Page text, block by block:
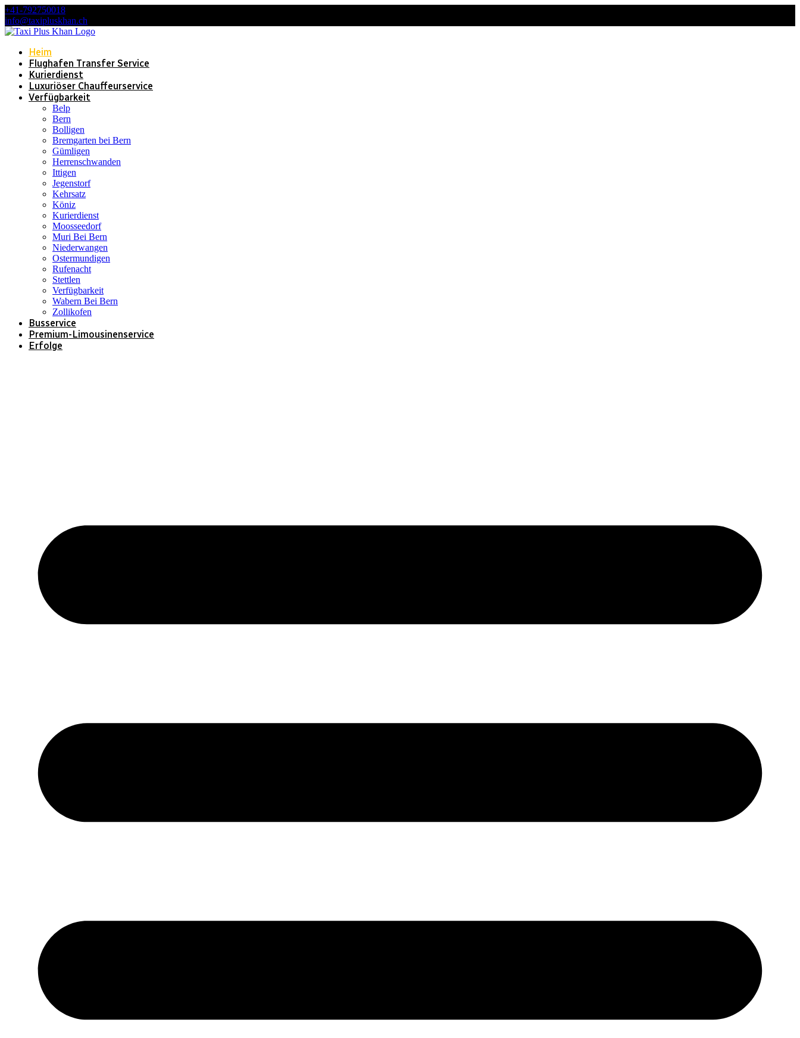
+41-792750018
info@taxipluskhan.ch
Heim
Flughafen Transfer Service
Kurierdienst
Luxuriöser Chauffeurservice
Verfügbarkeit
Belp
Bern
Bolligen
Bremgarten bei Bern
Gümligen
Herrenschwanden
Ittigen
Jegenstorf
Kehrsatz
Köniz
Kurierdienst
Moosseedorf
Muri Bei Bern
Niederwangen
Ostermundigen
Rufenacht
Stettlen
Verfügbarkeit
Wabern Bei Bern
Zollikofen
Busservice
Premium-Limousinenservice
Erfolge